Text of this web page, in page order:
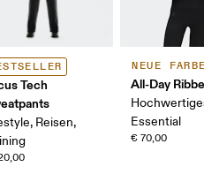
Tech
Reisen,
NEUE
All-Day
Essential
€ 70,00